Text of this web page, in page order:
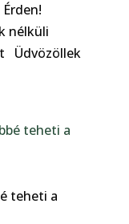
nélküli
Üdvözöllek
teheti a